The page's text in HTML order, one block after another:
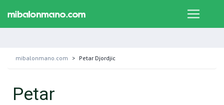
mibalonmano.com Petar Djordjic
Petar